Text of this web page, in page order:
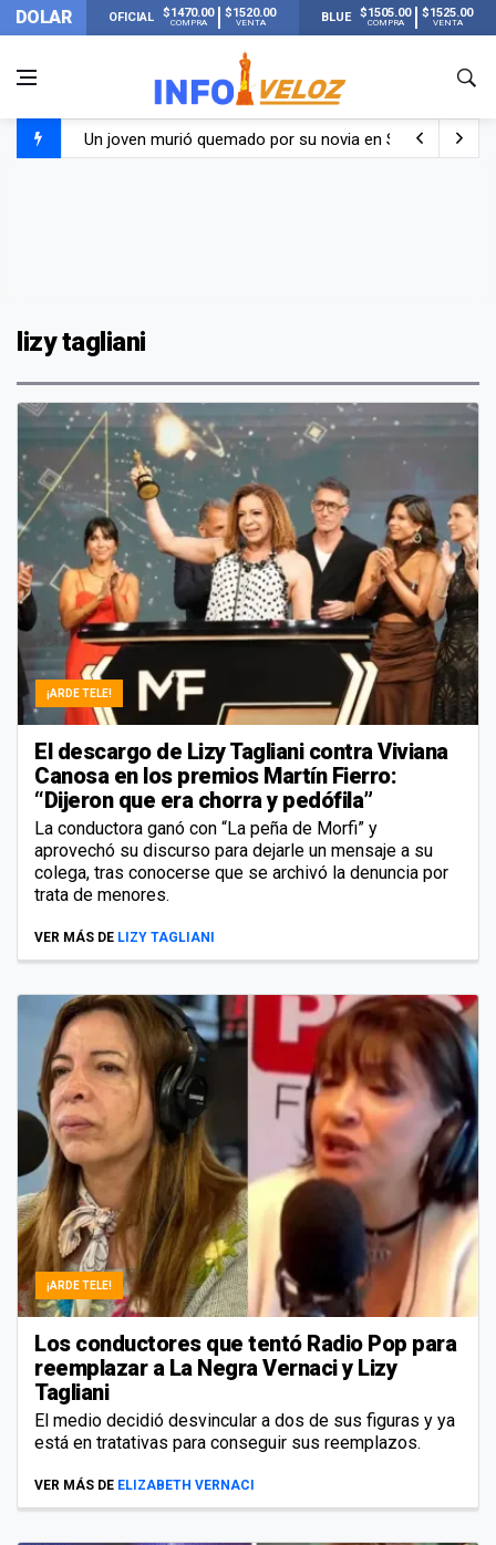
DOLAR OFICIAL $1470.00
COMPRA
$1520.00
VENTA BLUE $1505.00
COMPRA
$1525.00
VENTA
Un joven murió quemado por su novia en San Luis:
lizy tagliani
¡ARDE TELE!
El descargo de Lizy Tagliani contra Viviana
Canosa en los premios Martín Fierro:
“Dijeron que era chorra y pedófila”
La conductora ganó con “La peña de Morfi” y
aprovechó su discurso para dejarle un mensaje a su
colega, tras conocerse que se archivó la denuncia por
trata de menores.
VER MÁS DE LIZY TAGLIANI
¡ARDE TELE!
Los conductores que tentó Radio Pop para
reemplazar a La Negra Vernaci y Lizy
Tagliani
El medio decidió desvincular a dos de sus figuras y ya
está en tratativas para conseguir sus reemplazos.
VER MÁS DE ELIZABETH VERNACI